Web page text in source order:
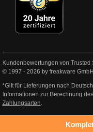
Kundenbewertungen von Trusted
© 1997 - 2026 by freakware GmbH
*Gilt für Lieferungen nach
Informationen zur Berechnung
Zahlungsarten.